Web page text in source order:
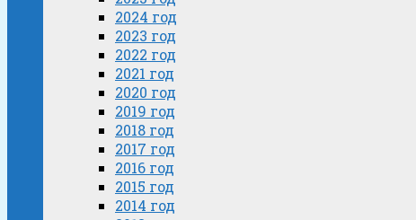
2024 год
2023 год
2022 год
2021 год
2020 год
2019 год
2018 год
2017 год
2016 год
2015 год
2014 год